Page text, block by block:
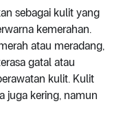
sebagai kulit yang
kemerahan.
atau meradang,
gatal atau
kulit. Kulit
juga kering, namun